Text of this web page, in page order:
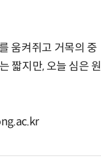
움켜쥐고 거목의 중
짧지만, 오늘 심은 원